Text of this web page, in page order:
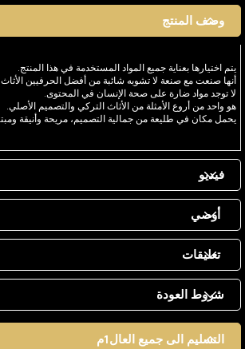
وصف المنتج
يتم اختيارها بعناية جميع المواد المستخدمة في هذا المنتج.
أنها صنعت مع صنعة لا تشوبه شائبة من أفضل الحرفيين
لا توجد مواد ضارة على صحة الإنسان في المحتوى.
هو واحد من أروع الأمثلة من الأثاث التركي والتصميم الأصلي.
يحمل مكان في طليعة من جمالية التصميم، مريحة وأنيقة
فيديو
أوصي
تعليقات
شروط العودة
التسليم الى جميع العال1م